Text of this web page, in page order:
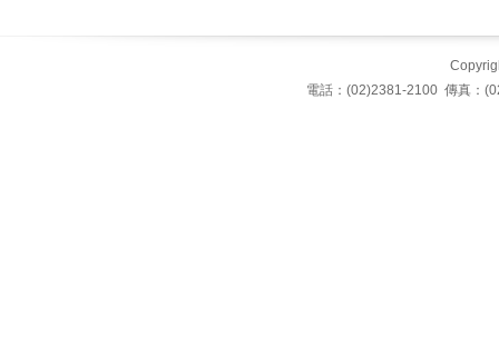
電話：(02)2381-2100 傳真：